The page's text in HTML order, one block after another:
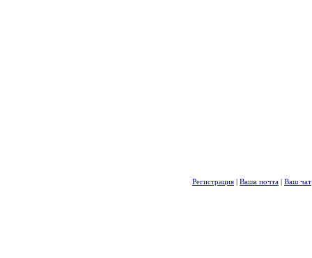
Регистрация | Ваша почта | Ваш чат